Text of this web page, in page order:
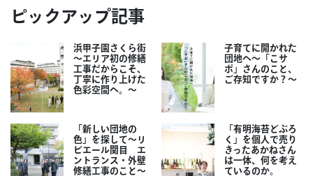
ピックアップ記事
浜甲子園さくら街
～エリア初の修繕
工事だからこそ、
丁寧に作り上げた
色彩空間へ。～
子育てに開かれた
団地へ～「こサ
ポ」さんのこと、
ご存知ですか？～
「新しい団地の
色」を探して～リ
ビエール関目 エ
ントランス・外壁
修繕工事のこと～
「有明海苔どぶろ
く」を個人で売り
きったあかねさん
は一体、何を考え
ているのか。